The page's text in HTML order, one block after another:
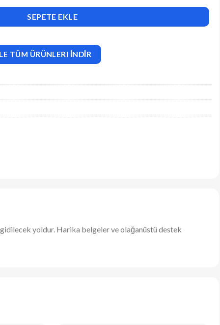
SEPETE EKLE
TÜM ÜRÜNLERI İNDİR
yoldur. Harika belgeler ve olağanüstü destek